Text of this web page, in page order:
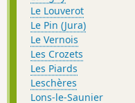
Le Louverot
Le Pin (Jura)
Le Vernois
Les Crozets
Les Piards
Leschères
Lons-le-Saunier